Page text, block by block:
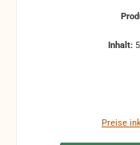
Inhalt:
Preise